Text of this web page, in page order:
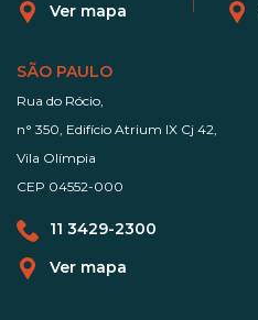
Ver mapa
SÃO PAULO
Rua do Rócio,
n° 350, Edifício Atrium IX Cj 42,
Vila Olímpia
CEP 04552-000
11 3429-2300
Ver mapa